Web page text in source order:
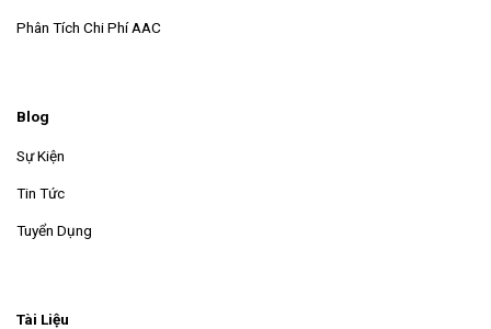
Phân Tích Chi Phí AAC
Blog
Sự Kiện
Tin Tức
Tuyển Dụng
Tài Liệu